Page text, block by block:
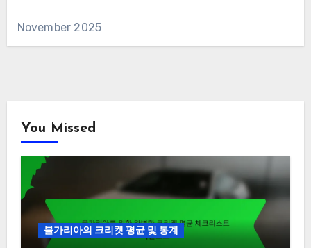
November 2025
You Missed
불가리아의 크리켓 평균 및 통계